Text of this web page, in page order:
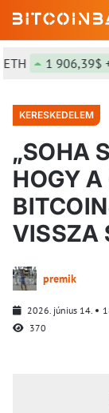
1 906,39$ +1,8%
KERESKEDELEM
„SOHA
HOGY
VISSZA
premik
2026. június 14.
370